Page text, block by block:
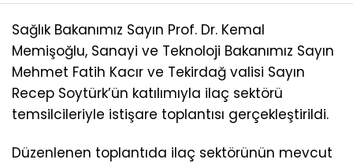
Sağlık Bakanımız Sayın Prof. Dr. Kemal
Memişoğlu, Sanayi ve Teknoloji Bakanımız Sayın
Mehmet Fatih Kacır ve Tekirdağ valisi Sayın
Recep Soytürk’ün katılımıyla ilaç sektörü
temsilcileriyle istişare toplantısı gerçekleştirildi.
Düzenlenen toplantıda ilaç sektörünün mevcut